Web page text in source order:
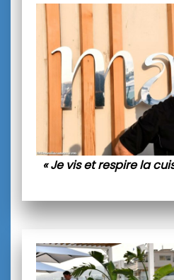
« Je vis et respire la